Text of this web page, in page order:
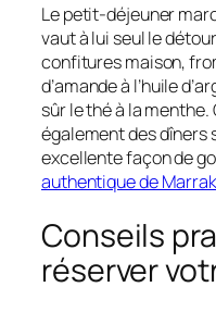
Le petit-déjeuner
vaut à lui seul le
confitures maison,
d’amande à l’huile
sûr le thé à la
également des dîners
excellente façon de
authentique de
Conseils
réserver